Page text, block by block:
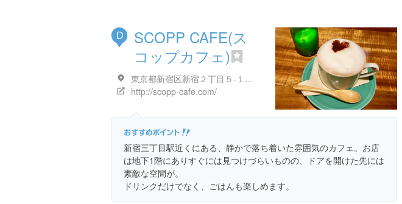
D
SCOPP CAFE(ス
コップカフェ)
東京都新宿区新宿２丁目５-１１ 甲州屋ビル B1F
http://scopp-cafe.com/
新宿三丁目駅近くにある、静かで落ち着いた雰囲気のカフェ。お店
は地下1階にありすぐには見つけづらいものの、ドアを開けた先には
素敵な空間が。
ドリンクだけでなく、ごはんも楽しめます。